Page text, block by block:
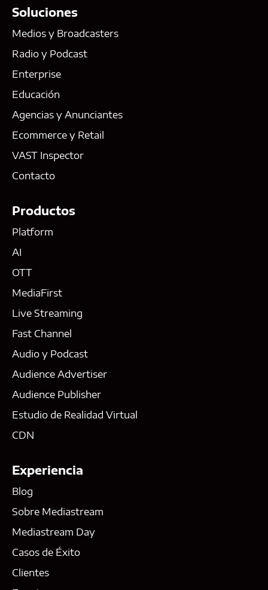
Soluciones
Medios y Broadcasters
Radio y Podcast
Enterprise
Educación
Agencias y Anunciantes
Ecommerce y Retail
VAST Inspector
Contacto
Productos
Platform
AI
OTT
MediaFirst
Live Streaming
Fast Channel
Audio y Podcast
Audience Advertiser
Audience Publisher
Estudio de Realidad Virtual
CDN
Experiencia
Blog
Sobre Mediastream
Mediastream Day
Casos de Éxito
Clientes